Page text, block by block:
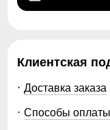
Клиентская
Доставка заказа
Способы оплаты